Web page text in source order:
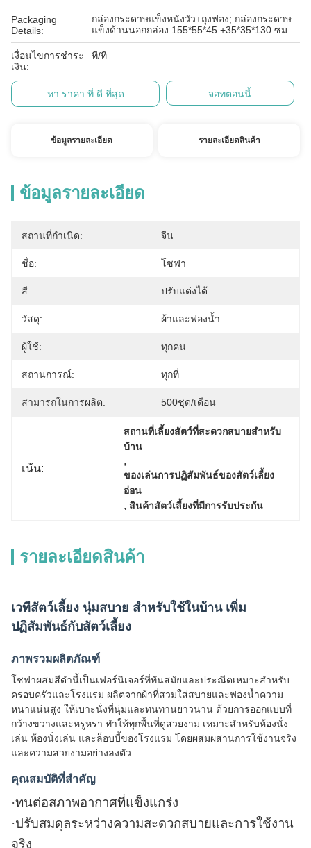
Packaging
Details:
กล่องกระดาษแข็งหนังวัว+ถุงฟอง; กล่องกระดาษ
แข็งด้านนอกกล่อง 155*55*45 +35*35*130 ซม
เงื่อนไขการชำระ
เงิน:
ที/ที
หา ราคา ที่ ดี ที่สุด จอทตอนนี้
ข้อมูลรายละเอียด รายละเอียดสินค้า
ข้อมูลรายละเอียด
สถานที่กำเนิด: จีน
ชื่อ: โซฟา
สี: ปรับแต่งได้
วัสดุ: ผ้าและฟองน้ำ
ผู้ใช้: ทุกคน
สถานการณ์: ทุกที่
สามารถในการผลิต: 500ชุด/เดือน
เน้น:
สถานที่เลี้ยงสัตว์ที่สะดวกสบายสําหรับ
บ้าน
,
ของเล่นการปฏิสัมพันธ์ของสัตว์เลี้ยง
อ่อน
, สินค้าสัตว์เลี้ยงที่มีการรับประกัน
รายละเอียดสินค้า
เวทีสัตว์เลี้ยง นุ่มสบาย สำหรับใช้ในบ้าน เพิ่ม
ปฏิสัมพันธ์กับสัตว์เลี้ยง
ภาพรวมผลิตภัณฑ์
โซฟาผสมสีดำนี้เป็นเฟอร์นิเจอร์ที่ทันสมัยและประณีตเหมาะสำหรับ
ครอบครัวและโรงแรม ผลิตจากผ้าที่สวมใส่สบายและฟองน้ำความ
หนาแน่นสูง ให้เบาะนั่งที่นุ่มและทนทานยาวนาน ด้วยการออกแบบที่
กว้างขวางและหรูหรา ทำให้ทุกพื้นที่ดูสวยงาม เหมาะสำหรับห้องนั่ง
เล่น ห้องนั่งเล่น และล็อบบี้ของโรงแรม โดยผสมผสานการใช้งานจริง
และความสวยงามอย่างลงตัว
คุณสมบัติที่สำคัญ
·ทนต่อสภาพอากาศที่แข็งแกร่ง
·ปรับสมดุลระหว่างความสะดวกสบายและการใช้งาน